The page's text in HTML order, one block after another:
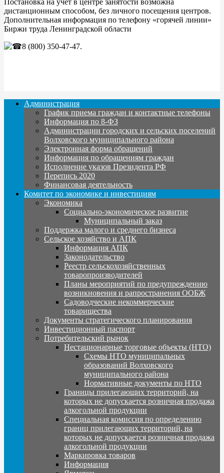
дистанционным способом, без личного посещения центров.
Дополнительная информация по телефону «горячей линии»
Биржи труда Ленинградской области
8 (800) 350-47-47.
Администрация
График приема граждан и контактные телефоны
Информация по 8-ФЗ
Администрации городских и сельских поселений
Волховского муниципального района
Электронная форма обращений
Информация по обращениям граждан
Исполнение указов Президента РФ
Перепись 2020
Финансовая деятельность
Комитет по экономике и инвестициям
Экономика
Социально-экономическое развитие
Муниципальный заказ
Поддержка малого и среднего бизнеса
Сельское хозяйство и АПК
Информация АПК
Законодательство
Реестр сельскохозяйственных
товаропроизводителей
Планы мероприятий по предупреждению
возникновения и рапространения ООБЖ
Садоводческие некоммерческие
товарищества
Документы стратегического планирования
Инвестиционный паспорт
Потребительский рынок
Нестационарные торговые объекты (НТО)
Схемы НТО муниципальных
образований Волховского
муниципального района
Нормативные документы по НТО
Границы прилегающих территорий, на
которых не допускается розничная продажа
алкогольной продукции
Специальная комиссия по определению
границ прилегающих территорий, на
которых не допускается розничная продажа
алкогольной продукции
Маркировка товаров
Информация